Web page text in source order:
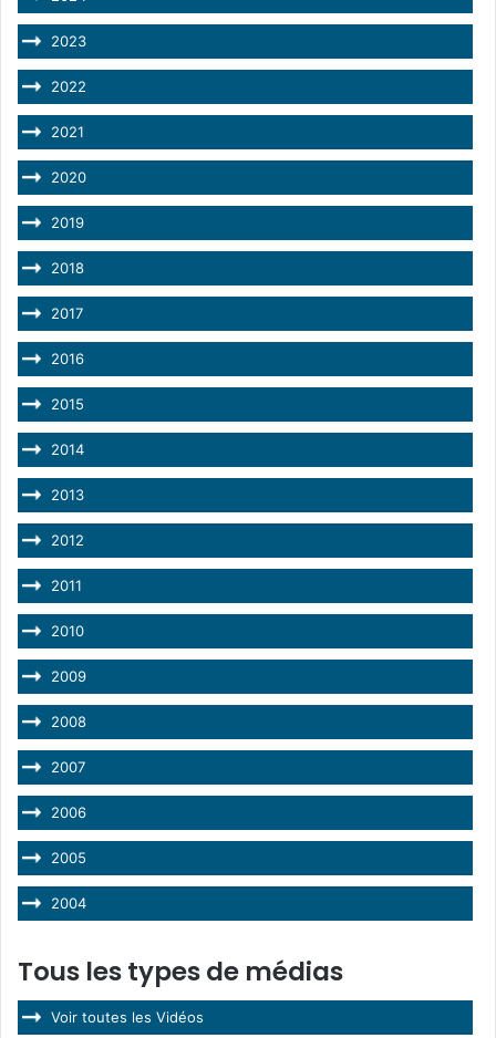
2023
2022
2021
2020
2019
2018
2017
2016
2015
2014
2013
2012
2011
2010
2009
2008
2007
2006
2005
2004
Tous les types de médias
Voir toutes les Vidéos